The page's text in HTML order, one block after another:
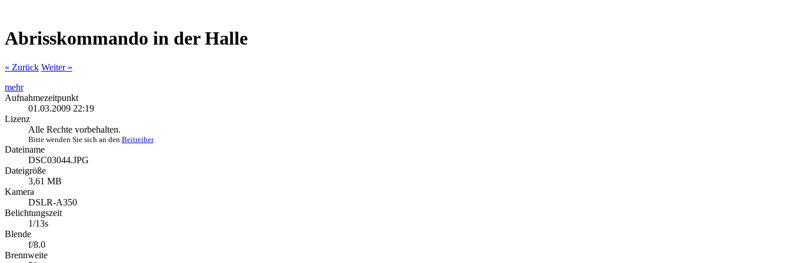
Abrisskommando in der Halle
« Zurück Weiter »
mehr
Aufnahmezeitpunkt
01.03.2009 22:19
Lizenz
Alle Rechte vorbehalten.
Bitte wenden Sie sich an den Beitreiber.
Dateiname
DSC03044.JPG
Dateigröße
3,61 MB
Kamera
DSLR-A350
Belichtungszeit
1/13s
Blende
f/8.0
Brennweite